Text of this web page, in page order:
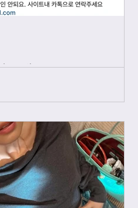
그램